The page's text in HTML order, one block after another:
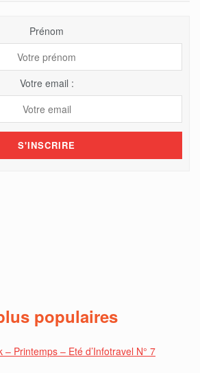
Prénom
Votre email :
populaires
– Printemps – Eté d’Infotravel N° 7